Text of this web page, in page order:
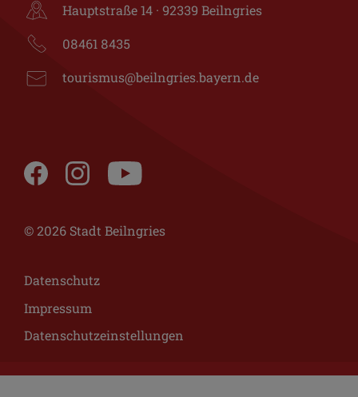
Hauptstraße 14 · 92339 Beilngries
08461 8435
tourismus@beilngries.bayern.de
© 2026 Stadt Beilngries
Datenschutz
Impressum
Datenschutzeinstellungen